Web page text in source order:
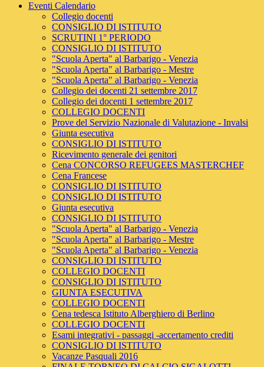
Eventi Calendario
Collegio docenti
CONSIGLIO DI ISTITUTO
SCRUTINI 1° PERIODO
CONSIGLIO DI ISTITUTO
"Scuola Aperta" al Barbarigo - Venezia
"Scuola Aperta" al Barbarigo - Mestre
"Scuola Aperta" al Barbarigo - Venezia
Collegio dei docenti 21 settembre 2017
Collegio dei docenti 1 settembre 2017
COLLEGIO DOCENTI
Prove del Servizio Nazionale di Valutazione - Invalsi
Giunta esecutiva
CONSIGLIO DI ISTITUTO
Ricevimento generale dei genitori
Cena CONCORSO REFUGEES MASTERCHEF
Cena Francese
CONSIGLIO DI ISTITUTO
CONSIGLIO DI ISTITUTO
Giunta esecutiva
CONSIGLIO DI ISTITUTO
"Scuola Aperta" al Barbarigo - Venezia
"Scuola Aperta" al Barbarigo - Mestre
"Scuola Aperta" al Barbarigo - Venezia
CONSIGLIO DI ISTITUTO
COLLEGIO DOCENTI
CONSIGLIO DI ISTITUTO
GIUNTA ESECUTIVA
COLLEGIO DOCENTI
Cena tedesca Istituto Alberghiero di Berlino
COLLEGIO DOCENTI
Esami integrativi - passaggi -accertamento crediti
CONSIGLIO DI ISTITUTO
Vacanze Pasquali 2016